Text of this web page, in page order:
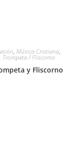
, Música Cristiana,
, Trompeta / Fliscorno
y Fliscorno